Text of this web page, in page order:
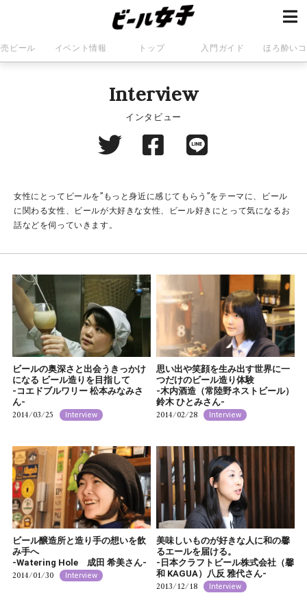
ビール イベント情報 トップ 入門ガイド ほろ酔い
Interview
インタビュー
女性にとってビールを”もっと身近に感じてもらう”をテーマに、ビール
に関わる女性、ビールが大好きな女性、ビール好きにとって気になるお
話などを伺っていきます。
ビールの奥深さと出会うきっかけ
になる ビール造りを目指して
-コエドブルワリー 松本みなみさ
ん-
2014/03/25 Interview
思い出や笑顔を生み出す世界に一
つだけのビール造り体験
-木内酒造（常陸野ネストビール）
鈴木 ひとみさん-
2014/02/28 Interview
ビール醸造所と造り手の想いを飲
み手へ
-Watering Hole 成田 希美さん-
2014/01/30 Interview
美味しいものが好きな人に和の馨
るエールを届ける。
-日本クラフトビール株式会社（馨
和 KAGUA）八反 雅代さん-
2013/12/18 Interview